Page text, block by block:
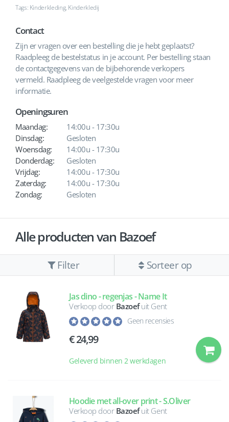
Tags: Kinderkleding, Kinderkledij
Contact
Zijn er vragen over een bestelling die je hebt geplaatst?
Raadpleeg de bestelstatus in je account. Per bestelling staan
de contactgegevens van de bijbehorende verkopers
vermeld. Raadpleeg de veelgestelde vragen voor meer
informatie.
Openingsuren
Maandag:
14:00u - 17:30u
Dinsdag:
Gesloten
Woensdag:
14:00u - 17:30u
Donderdag:
Gesloten
Vrijdag:
14:00u - 17:30u
Zaterdag:
14:00u - 17:30u
Zondag:
Gesloten
Alle producten van Bazoef
Filter Sorteer op
Jas dino - regenjas - Name It
Verkoop door Bazoefuit Gent
Geen recensies
24,99
Geleverd binnen 2 werkdagen
Hoodie met all-over print - S.Oliver
Verkoop door Bazoefuit Gent